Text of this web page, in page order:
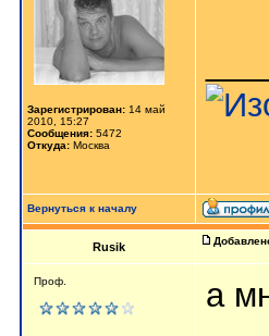
Зарегистрирован: 14 май
2010, 15:27
Сообщения: 5472
Откуда: Москва
Вернуться к началу
Rusik
Проф. а